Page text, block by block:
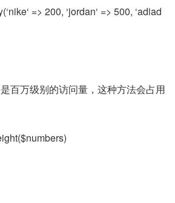
=> 200, ‘jordan‘ => 500, ‘adiad
百万级别的访问量，这种方法会占用